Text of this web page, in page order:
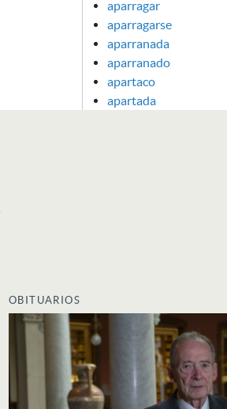
aparragar
aparragarse
aparranada
aparranado
apartaco
apartada
OBITUARIOS